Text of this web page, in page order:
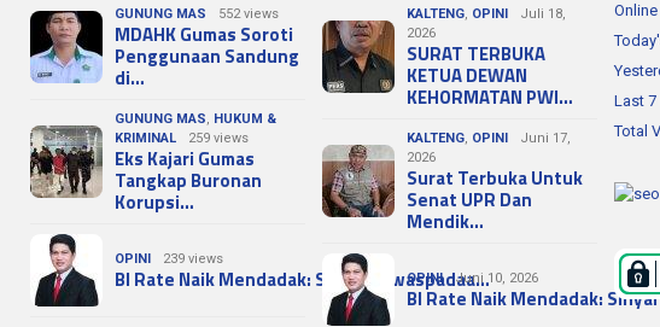
GUNUNG MAS 552 views
MDAHK Gumas Soroti
Penggunaan Sandung
di…
GUNUNG MAS, HUKUM &
KRIMINAL
259 views
Eks Kajari Gumas
Tangkap Buronan
Korupsi…
OPINI 239 views
BI Rate Naik Mendadak: Sinyal Kewaspadaa…
KALTENG, OPINI
Juli 18,
2026
SURAT TERBUKA
KETUA DEWAN
KEHORMATAN PWI…
KALTENG, OPINI
Juni 17,
2026
Surat Terbuka Untuk
Senat UPR Dan
Mendik…
OPINI Juni 10, 2026
BI Rate Naik Mendadak:
Last 7
Total